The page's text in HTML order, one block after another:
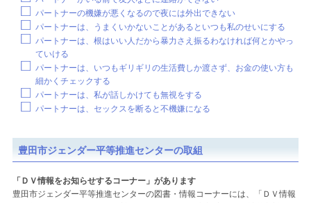
パートナーの機嫌が悪くなるので夜には外出できない
パートナーは、うまくいかないことがあるといつも私のせいにする
パートナーは、根はいい人だから暴力さえ振るわなければ何とかやっ
ていける
パートナーは、いつもギリギリの生活費しか渡さず、お金の使い方も
細かくチェックする
パートナーは、私が話しかけても無視をする
パートナーは、セックスを断ると不機嫌になる
豊田市ジェンダー平等推進センターの取組
「ＤＶ情報をお知らせするコーナー」があります
豊田市ジェンダー平等推進センターの図書・情報コーナーには、「ＤＶ情報